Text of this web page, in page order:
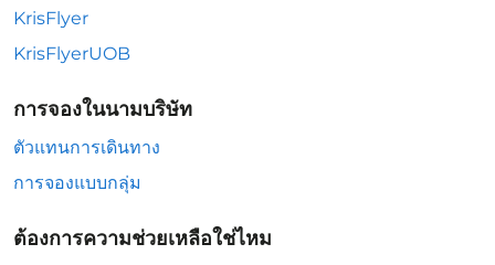
KrisFlyer
KrisFlyerUOB
การจองในนามบริษัท
ตัวแทนการเดินทาง
การจองแบบกลุ่ม
ต้องการความช่วยเหลือใช่ไหม